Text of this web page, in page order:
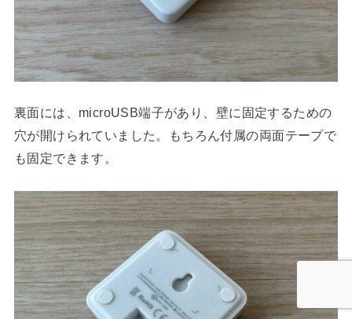
裏面には、microUSB端子があり、壁に固定するための
穴が開けられていました。もちろん付属の両面テープで
も固定できます。